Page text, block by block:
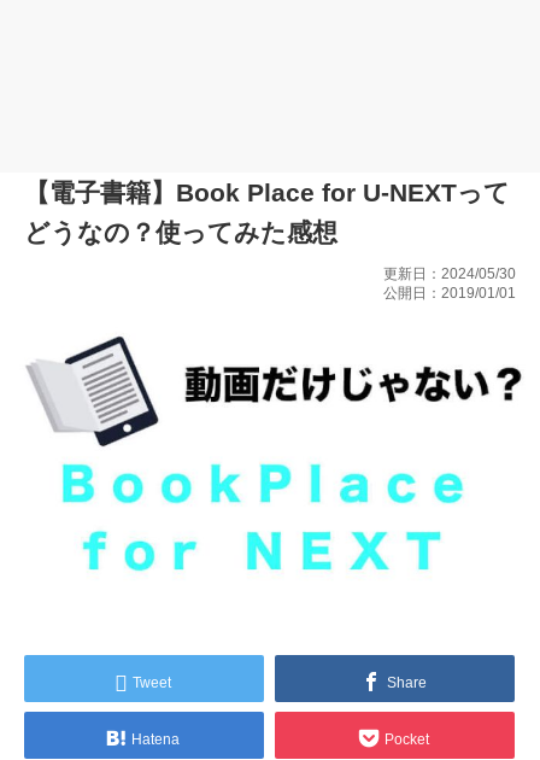
【電子書籍】Book Place for U-NEXTって
どうなの？使ってみた感想
更新日：2024/05/30
公開日：2019/01/01
Tweet Share
Hatena Pocket